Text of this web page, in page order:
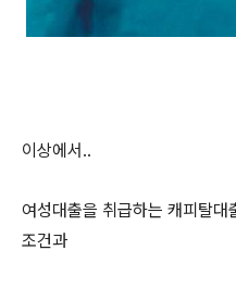
이상에서..
여성대출을 취급하는 캐피탈
조건과